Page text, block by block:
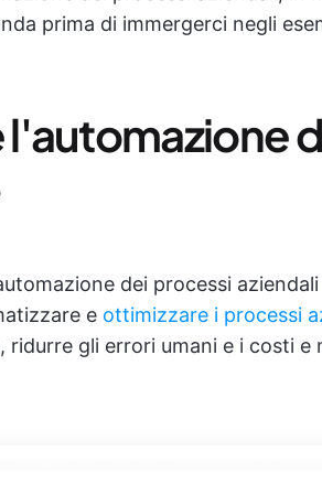
prima di immergerci negli
l'automazione
dei processi
e ottimizzare i processi
ridurre gli errori umani e i costi